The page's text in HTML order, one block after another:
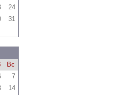
24
31
Вс
7
14